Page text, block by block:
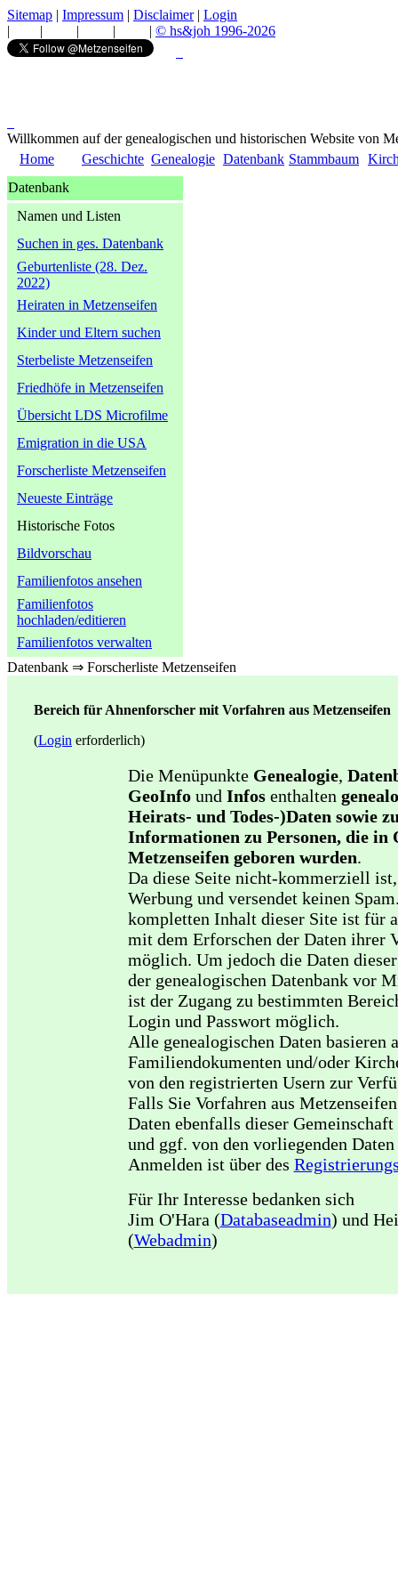
Sitemap | Impressum | Disclaimer| Login
|
| | | | © hs&joh 1996-2026
Willkommen auf der genealogischen und historischen Website von
Home
Geschichte Genealogie Datenbank Stammbaum
Datenbank
Namen und Listen
Suchen in ges. Datenbank
Geburtenliste (28. Dez.
2022)
Heiraten in Metzenseifen
Kinder und Eltern suchen
Sterbeliste Metzenseifen
Friedhöfe in Metzenseifen
Übersicht LDS Microfilme
Emigration in die USA
Forscherliste Metzenseifen
Neueste Einträge
Historische Fotos
Bildvorschau
Familienfotos ansehen
Familienfotos
hochladen/editieren
Familienfotos verwalten
Datenbank ⇒ Forscherliste Metzenseifen
Bereich für Ahnenforscher mit Vorfahren aus Metzenseifen
(Login erforderlich)
Die Menüpunkte Genealogie,
GeoInfound Infosenthalten
Heirats- und Todes-)Daten sowie
Informationen zu Personen, die in
Metzenseifen geboren wurden.
Da diese Seite nicht-kommerziell
Werbung und versendet keinen
kompletten Inhalt dieser Site ist für
mit dem Erforschen der Daten ihrer
möglich. Um jedoch die Daten
der genealogischen Datenbank vor
ist der Zugang zu bestimmten
Login und Passwort möglich.
Alle genealogischen Daten basieren
Familiendokumenten und/oder
von den registrierten Usern zur
Falls Sie Vorfahren aus
Daten ebenfalls dieser
und ggf. von den vorliegenden
Anmelden ist über des
Für Ihr Interesse bedanken sich
Jim O'Hara (Databaseadmin) und
(Webadmin)